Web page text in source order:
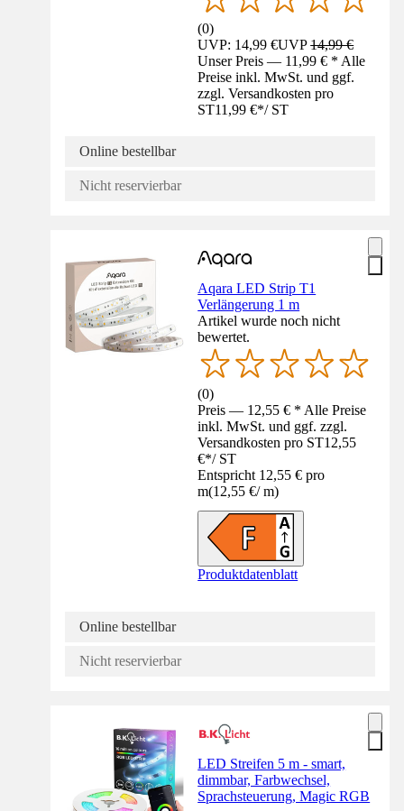
(0)
UVP: 14,99 €UVP14,99 €
Unser Preis — 11,99 € * Alle
Preise inkl. MwSt. und ggf.
zzgl. Versandkosten pro
ST11,99 €*/ ST
Online bestellbar
Nicht reservierbar
Aqara LED Strip T1
Verlängerung 1 m
Artikel wurde noch nicht
bewertet.
(0)
Preis — 12,55 € * Alle Preise
inkl. MwSt. und ggf. zzgl.
Versandkosten pro ST12,55
€*/ ST
Entspricht 12,55 € pro
m(12,55 €/ m)
Produktdatenblatt
Online bestellbar
Nicht reservierbar
LED Streifen 5 m - smart,
dimmbar, Farbwechsel,
Sprachsteuerung, Magic RGB